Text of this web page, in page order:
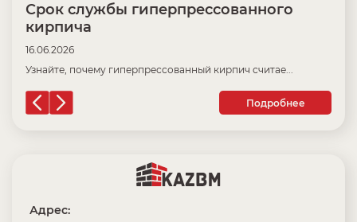
Срок службы гиперпрессованного
кирпича
16.06.2026
Узнайте, почему гиперпрессованный кирпич считае...
Подробнее
Адрес: